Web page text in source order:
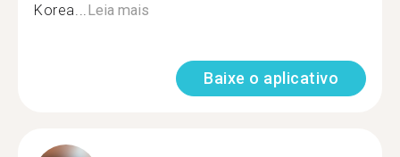
Korea... Leia mais
Baixe o aplicativo